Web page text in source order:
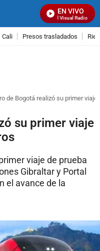
EN VIVO
Señal Visual Radio
Cali Presos trasladados
de Bogotá realizó su primer
su primer viaje
viaje de prueba
Gibraltar y Portal
el avance de la